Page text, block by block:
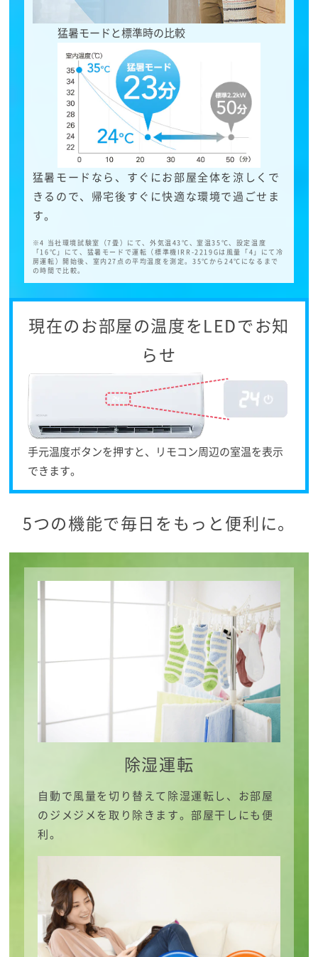
猛暑モードと標準時の比較
猛暑モードなら、すぐにお部屋全体を涼しくで
きるので、帰宅後すぐに快適な環境で過ごせま
す。
※4 当社環境試験室（7畳）にて、外気温43℃、室温35℃、設定温度
「16℃」にて、猛暑モードで運転（標準機IRR-2219Gは風量「4」にて冷
房運転）開始後、室内27点の平均温度を測定。35℃から24℃になるまで
の時間で比較。
現在のお部屋の温度をLEDでお知
らせ
手元温度ボタンを押すと、リモコン周辺の室温を表示
できます。
5つの機能で毎日をもっと便利に。
除湿運転
自動で風量を切り替えて除湿運転し、お部屋
のジメジメを取り除きます。部屋干しにも便
利。